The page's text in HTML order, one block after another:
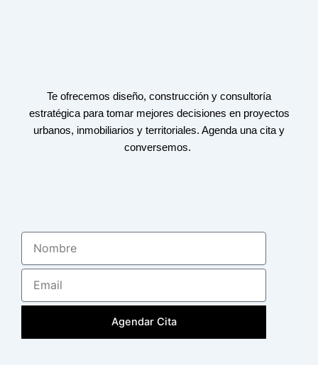
Te ofrecemos diseño, construcción y consultoría
estratégica para tomar mejores decisiones en proyectos
urbanos, inmobiliarios y territoriales. Agenda una cita y
conversemos.
Nombre
Email
Agendar Cita